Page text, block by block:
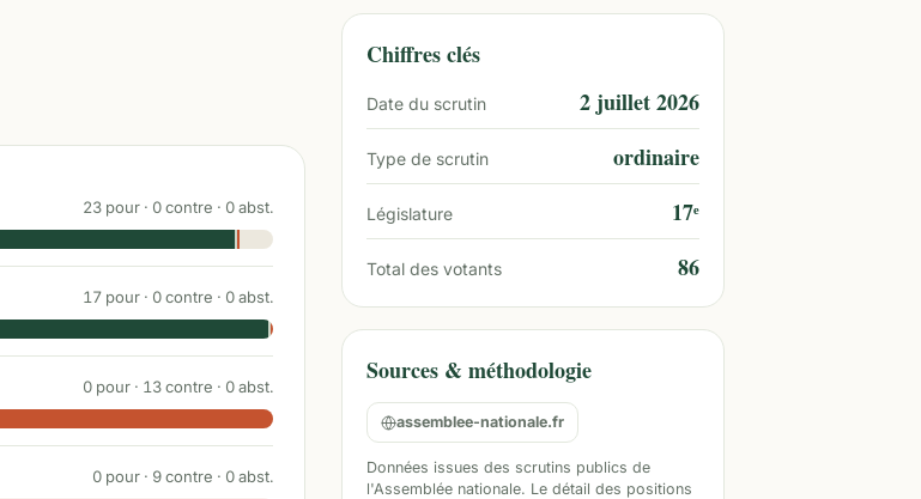
23 pour · 0contre · 0abst.
17 pour · 0contre · 0abst.
0 pour · 13contre · 0abst.
0 pour · 9contre · 0abst.
Chiffres clés
Date du scrutin 2 juillet 2026
Type de scrutin ordinaire
Législature 17ᵉ
Total des votants 86
Sources & méthodologie
assemblee-nationale.fr
Données issues des scrutins publics de
l'Assemblée nationale. Le détail des positions